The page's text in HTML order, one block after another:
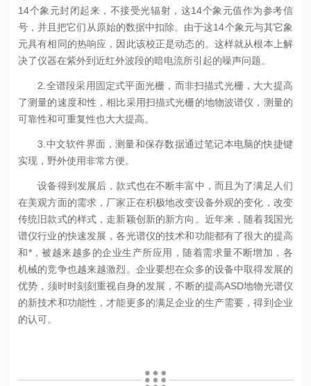
14个象元封闭起来，不接受光辐射，这14个象元值作为参考信
号，并且把它们从原始的数据中扣除。由于这14个象元与其它象
元具有相同的热响应，因此该校正是动态的。这样就从根本上解
决了仪器在紫外到近红外波段的暗电流所引起的噪声问题。
2.全谱段采用固定式平面光栅，而非扫描式光栅，大大提高
了测量的速度和性，相比采用扫描式光栅的地物波谱仪，测量的
可靠性和可重复性也大大提高。
3.中文软件界面，测量和保存数据通过笔记本电脑的快捷键
实现，野外使用非常方便。
设备得到发展后，款式也在不断丰富中，而且为了满足人们
在美观方面的需求，厂家正在积极地改变设备外观的变化，改变
传统旧款式的样式，走新颖创新的新方向。近年来，随着我国光
谱仪行业的快速发展，各光谱仪的技术和功能都有了很大的提高
和*，被越来越多的企业生产所应用，随着需求量不断增加，各
机械的竞争也越来越激烈。企业要想在众多的设备中取得发展的
优势，须时时刻刻重视自身的发展，不断的提高ASD地物光谱仪
的新技术和功能性，才能更多的满足企业的生产需要，得到企业
的认可。